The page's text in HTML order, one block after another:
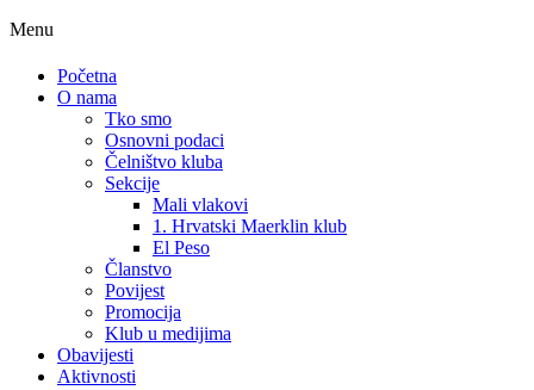
Menu
Početna
O nama
Tko smo
Osnovni podaci
Čelništvo kluba
Sekcije
Mali vlakovi
1. Hrvatski Maerklin klub
El Peso
Članstvo
Povijest
Promocija
Klub u medijima
Obavijesti
Aktivnosti